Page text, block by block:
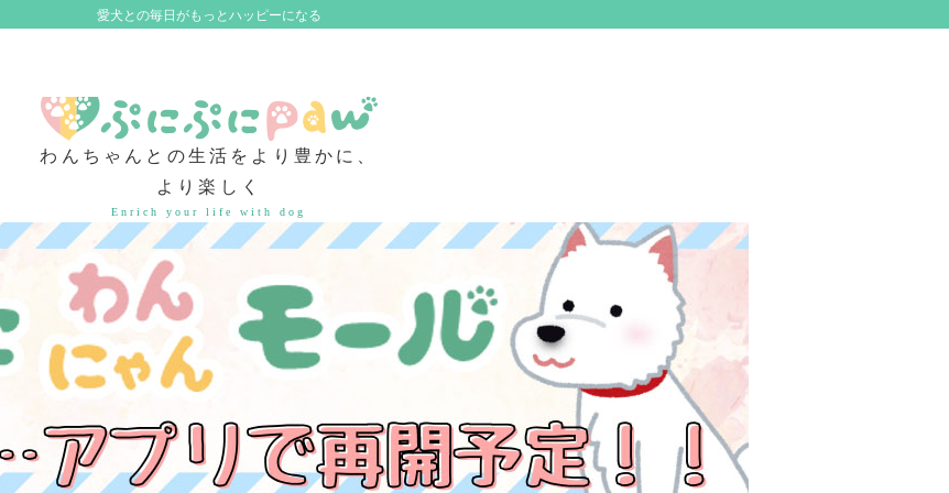
愛犬との毎日がもっとハッピーになる
わんちゃんとの生活をより豊かに、
より楽しく
Enrich your life with dog